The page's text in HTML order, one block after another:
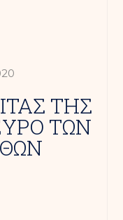
ΤΗΣ
ΤΩΝ